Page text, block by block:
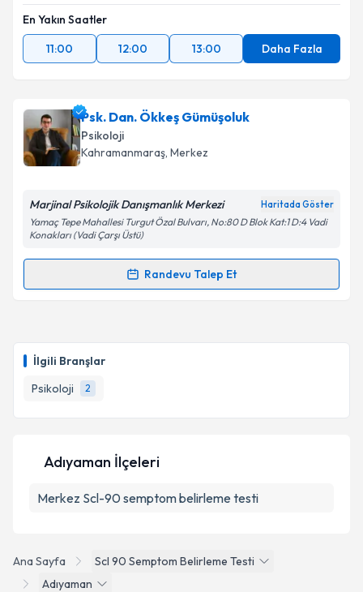
İlgili Branşlar
Psikoloji
2
En Yakın Saatler
11:00
12:00 13:00 Daha Fazla
Psk. Dan. Ökkeş Gümüşoluk
Psikoloji
Kahramanmaraş, Merkez
Marjinal Psikolojik Danışmanlık Merkezi Haritada Göster
Yamaç Tepe Mahallesi Turgut Özal Bulvarı, No:80 D Blok Kat:1 D:4 Vadi
Konakları (Vadi Çarşı Üstü)
Randevu Talep Et
Randevu Takvimi Talebi
için bir takvim hazırlandığında e-posta ile
bilgilendireceğiz.
E-posta Adresiniz
Kişisel verilerimin işlenmesine ilişkin
Ana Sayfa
Scl 90 Semptom Belirleme Testi
Adıyaman
Adıyaman İlçeleri
Merkez Scl-90 semptom belirleme testi